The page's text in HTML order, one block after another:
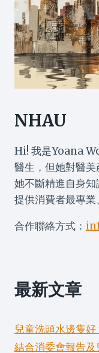
NHAU
Hi! 我是Yoana
醫生，但她對醫美
她不斷精進自身
提供消費者最專業
合作聯絡方式：
最新文章
兒童洗頭水邊隻
結合消委會報告